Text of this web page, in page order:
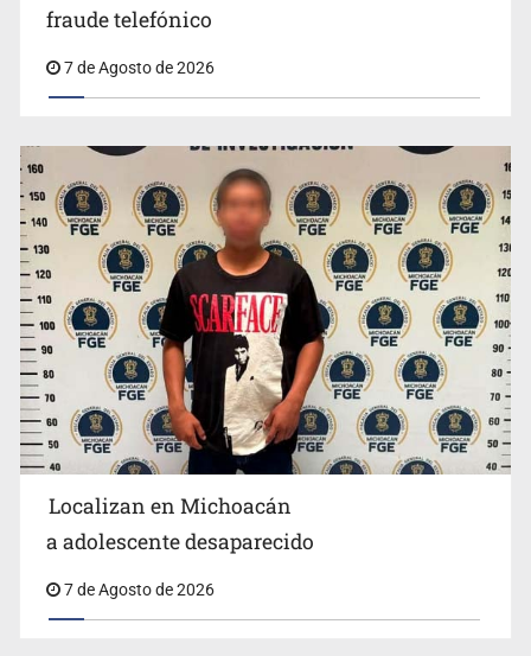
México no está preparado para una intervención
unilateral de EUA contra cárteles
Procesan a el “R1”, presunto líder criminal en Jalisco y
fraude telefónico
7 de Agosto de 2026
Localizan en Michoacán
a adolescente desaparecido
7 de Agosto de 2026